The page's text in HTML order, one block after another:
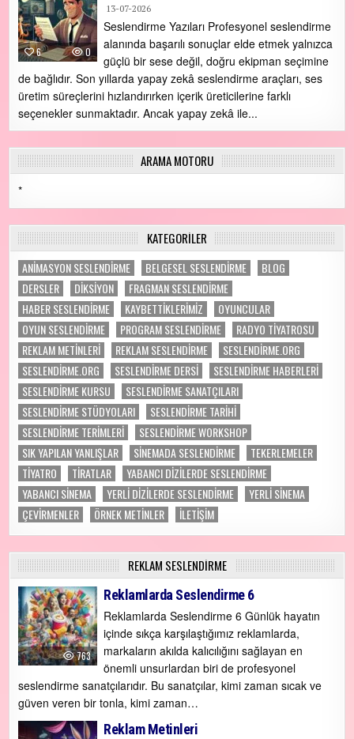
6 0
13-07-2026
Seslendirme Yazıları Profesyonel seslendirme
alanında başarılı sonuçlar elde etmek yalnızca
güçlü bir sese değil, doğru ekipman seçimine
de bağlıdır. Son yıllarda yapay zekâ seslendirme araçları, ses
üretim süreçlerini hızlandırırken içerik üreticilerine farklı
seçenekler sunmaktadır. Ancak yapay zekâ ile...
ARAMA MOTORU
*
KATEGORILER
ANİMASYON SESLENDİRME BELGESEL SESLENDİRME
BLOG
DERSLER
DİKSİYON
FRAGMAN SESLENDİRME
HABER SESLENDİRME
KAYBETTİKLERİMİZ
OYUNCULAR
OYUN SESLENDİRME
PROGRAM SESLENDIRME
RADYO TİYATROSU
REKLAM METİNLERİ
REKLAM SESLENDİRME
SESLENDIRME.ORG
SESLENDIRME.ORG
SESLENDİRME DERSİ
SESLENDİRME HABERLERİ
SESLENDİRME KURSU
SESLENDİRME SANATÇILARI
SESLENDİRME STÜDYOLARI
SESLENDİRME TARİHİ
SESLENDİRME TERİMLERİ
SESLENDİRME WORKSHOP
SIK YAPILAN YANLIŞLAR
SİNEMADA SESLENDİRME
TEKERLEMELER
TIYATRO
TİRATLAR
YABANCI DİZİLERDE SESLENDİRME
YABANCI SİNEMA
YERLİ DİZİLERDE SESLENDİRME
YERLİ SİNEMA
ÇEVİRMENLER
ÖRNEK METİNLER İLETİŞİM
REKLAM SESLENDIRME
763
Reklamlarda Seslendirme 6
Reklamlarda Seslendirme 6 Günlük hayatın
içinde sıkça karşılaştığımız reklamlarda,
markaların akılda kalıcılığını sağlayan en
önemli unsurlardan biri de profesyonel
seslendirme sanatçılarıdır. Bu sanatçılar, kimi zaman sıcak ve
güven veren bir tonla, kimi zaman…
Reklam Metinleri